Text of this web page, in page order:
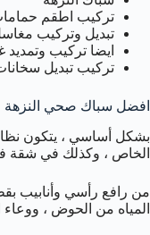
تركيب اطقم
تبديل وتركيب
ايضا تركيب وتمديد
تركيب تبديل
افضل سباك صحي النزهة
بشكل أساسي ، يتكون
الخاص ، وكذلك في شقة
من رافع رأسي وأنابيب
المياه من الحوض ،